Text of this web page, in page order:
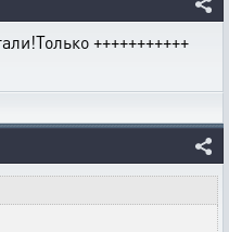
+++++++++++